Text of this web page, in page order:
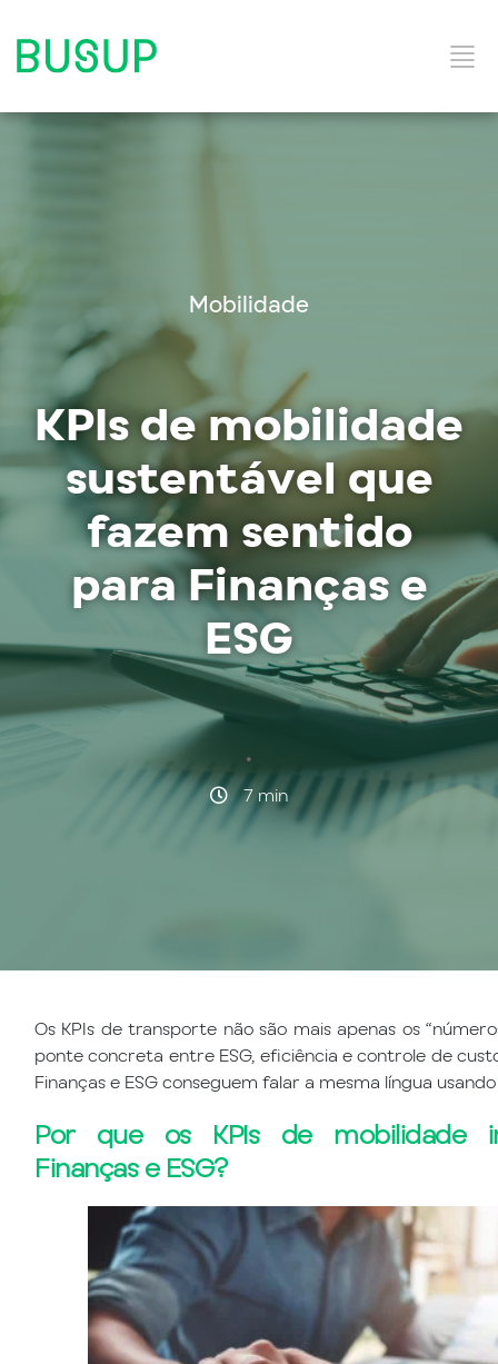
Ebooks
Soluções e Serviços
Mobilidade
KPIs de mobilidade
sustentável que
fazem sentido
para Finanças e
ESG
·
7 min
Os KPIs de transporte não são mais apenas os
ponte concreta entre ESG, eficiência e controle de
Finanças e ESG conseguem falar a mesma língua
Por que os KPIs de mobilidade
Finanças e ESG?